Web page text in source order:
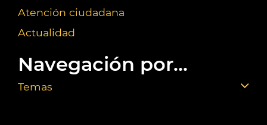
Atención ciudadana
Actualidad
Navegación por...
Temas